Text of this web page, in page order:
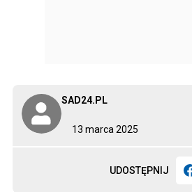
13 marca 2025
SAD24.PL
UDOSTĘPNIJ